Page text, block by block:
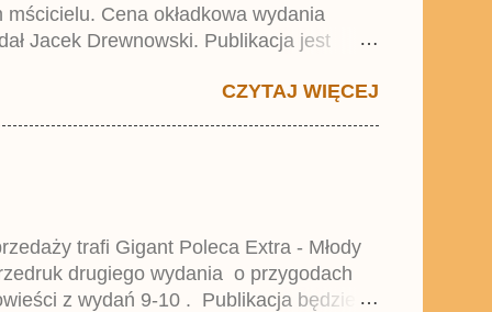
Cena okładkowa wydania
Jacek Drewnowski. Publikacja jest
CZYTAJ WIĘCEJ
trafi Gigant Poleca Extra - Młody
drugiego wydania o przygodach
z wydań 9-10 . Publikacja będzie